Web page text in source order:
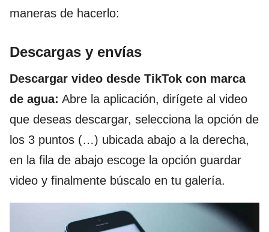
maneras de hacerlo:
Descargas y envías
Descargar video desde TikTok con marca
de agua: Abre la aplicación, dirígete al video
que deseas descargar, selecciona la opción de
los 3 puntos (…) ubicada abajo a la derecha,
en la fila de abajo escoge la opción guardar
video y finalmente búscalo en tu galería.